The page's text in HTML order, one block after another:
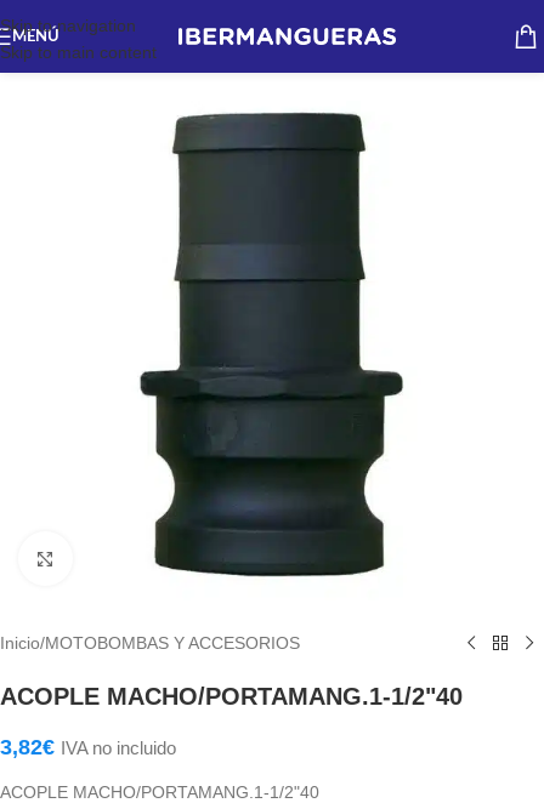
Skip to navigation
Skip to main content
MENÚ
Haga Click para agrandar
Inicio/MOTOBOMBAS Y ACCESORIOS
ACOPLE MACHO/PORTAMANG.1-1/2"40
3,82€ IVA no incluido
ACOPLE MACHO/PORTAMANG.1-1/2"40